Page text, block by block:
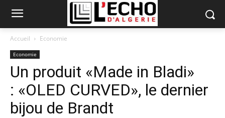
Accueil Economie
Economie
Un produit «Made in Bladi»
: «OLED CURVED», le dernier
bijou de Brandt